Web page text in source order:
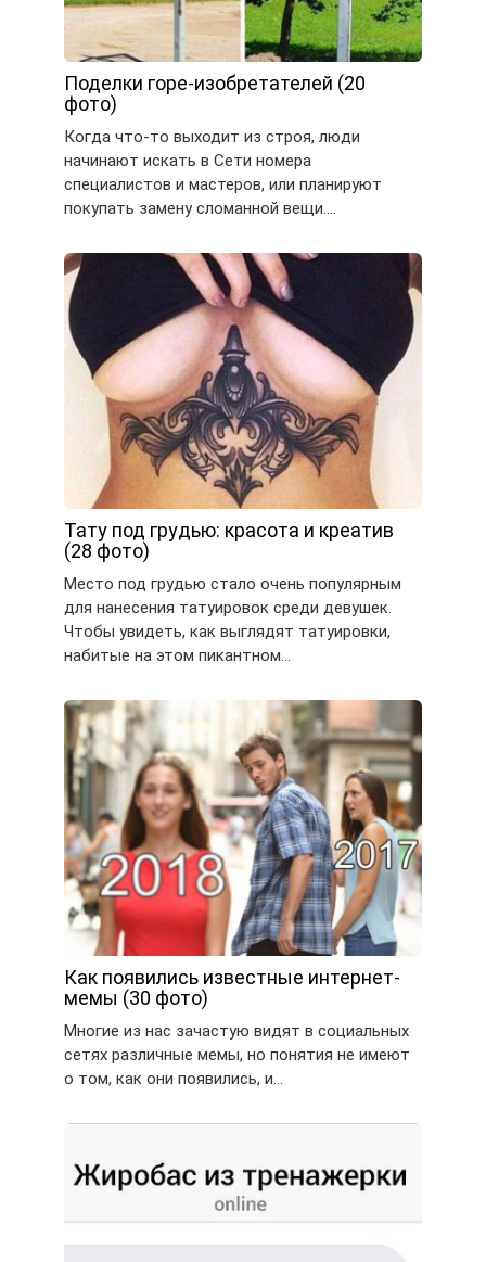
Поделки горе-изобретателей (20
фото)
Когда что-то выходит из строя, люди
начинают искать в Сети номера
специалистов и мастеров, или планируют
покупать замену сломанной вещи….
Тату под грудью: красота и креатив
(28 фото)
Место под грудью стало очень популярным
для нанесения татуировок среди девушек.
Чтобы увидеть, как выглядят татуировки,
набитые на этом пикантном…
Как появились известные интернет-
мемы (30 фото)
Многие из нас зачастую видят в социальных
сетях различные мемы, но понятия не имеют
о том, как они появились, и…